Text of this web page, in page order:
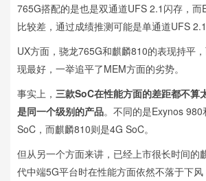
765G搭配的是也是双通道UFS 2.1闪存，
比较差，通过成绩推测可能是单通道UFS 2.1
UX方面，骁龙765G和麒麟810的表现持平
现最好，一举追平了MEM方面的劣势。
事实上， 三款SoC在性能方面的差距都不算
是同一个级别的产品。不同的是Exynos
SoC，而麒麟810则是4G SoC。
但从另一个方面来讲，已经上市很长时间的
代中端5G平台时在性能方面依然不落于下